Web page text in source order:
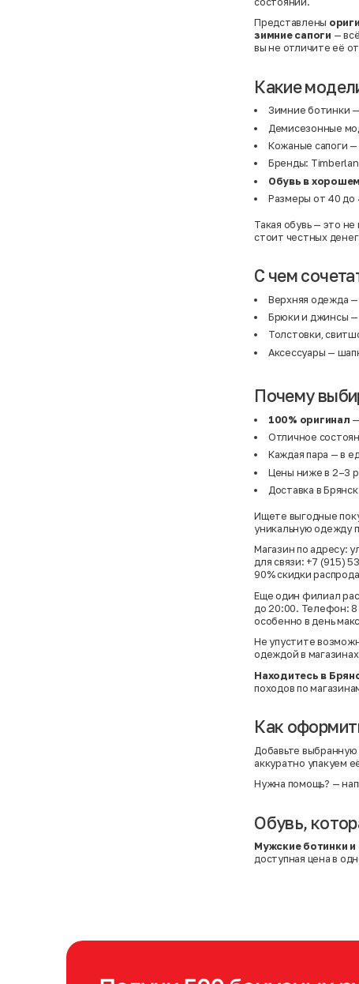
Представлены
зимние сапоги —
вы не отличите её
Какие
Зимние ботинки
Демисезонные
Кожаные сапоги —
Бренды:
Обувь в
Размеры от 40 до
Такая обувь — это
стоит честных
С чем
Верхняя одежда —
Брюки и джинсы —
Толстовки,
Аксессуары —
Почему
100% оригинал
Отличное
Каждая пара — в
Цены ниже в 2–3
Доставка в
Ищете выгодные
уникальную одежду
Магазин по адресу:
для связи: +7 (915)
90% скидки
Еще один филиал
до 20:00. Телефон: 8
особенно в день
Не упустите
одеждой в
Находитесь в
походов по
Как
Добавьте выбранную
аккуратно упакуем
Нужна помощь? —
Обувь,
Мужские ботинки и
доступная цена в